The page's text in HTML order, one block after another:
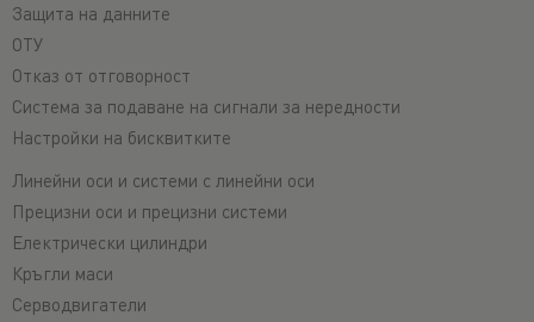
Защита на данните
ОТУ
Отказ от отговорност
Система за подаване на сигнали за нередности
Настройки на бисквитките
Линейни оси и системи с линейни оси
Прецизни оси и прецизни системи
Електрически цилиндри
Кръгли маси
Серводвигатели